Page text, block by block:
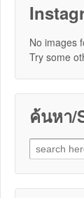
No images
Try some
ค้นหา/
Search for: